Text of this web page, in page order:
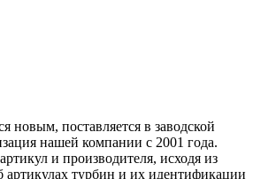
новым, поставляется в заводской
нашей компании с 2001 года.
и производителя, исходя из
турбин и их идентификации